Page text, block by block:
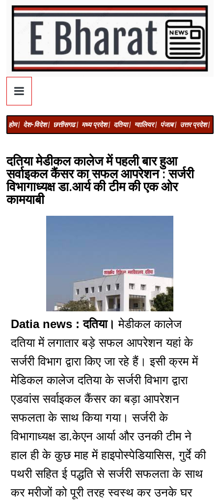
होम | देश-विदेश | छत्तीसगढ | मध्य प्रदेश | दतिया | ग्वालियर | पंजाब | उत्तर प्रदेश |
दतिया मेडीकल कालेज में पहली बार हुआ
सर्वाइकल कैंसर का सफल आपरेशन : सर्जरी
विभागाध्यक्ष डा.आर्य की टीम की एक ओर
कामयाबी
Datia news : दतिया। मेडीकल कालेज
दतिया में लगातार बड़े सफल आपरेशन यहां के
सर्जरी विभाग द्वारा किए जा रहे हैं। इसी क्रम में
मेडिकल कालेज दतिया के सर्जरी विभाग द्वारा
एडवांस सर्वाइकल कैंसर का बड़ा आपरेशन
सफलता के साथ किया गया। सर्जरी के
विभागाध्यक्ष डा.केएन आर्या और उनकी टीम ने
हाल ही के कुछ माह में हाइपोस्पेडियासिस, गुर्दे की
पथरी सहित ई पद्धति से सर्जरी सफलता के साथ
कर मरीजों को पूरी तरह स्वस्थ कर उनके घर